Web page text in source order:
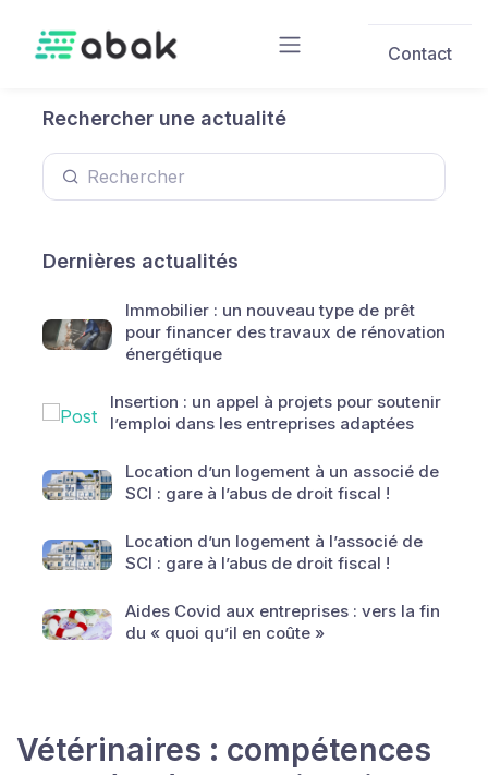
Contact
Rechercher une actualité
Dernières actualités
Immobilier : un nouveau type de prêt
pour financer des travaux de rénovation
énergétique
Insertion : un appel à projets pour soutenir
l’emploi dans les entreprises adaptées
Location d’un logement à un associé de
SCI : gare à l’abus de droit fiscal !
Location d’un logement à l’associé de
SCI : gare à l’abus de droit fiscal !
Aides Covid aux entreprises : vers la fin
du « quoi qu’il en coûte »
Vétérinaires : compétences